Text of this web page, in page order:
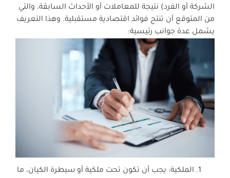
الشركة أو الفرد) نتيجة للمعاملات أو الأحداث السابقة، والتي
من المتوقع أن تنتج فوائد اقتصادية مستقبلية. وهذا التعريف
يشمل عدة جوانب رئيسية:
الملكية: يجب أن تكون تحت ملكية أو سيطرة الكيان، ما